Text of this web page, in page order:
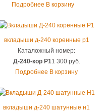
Подробнее В корзину
вкладыши д-240 коренные р1
Каталожный номер:
Д-240-кор Р11 300 руб.
Подробнее В корзину
вкладыши д-240 шатунные н1